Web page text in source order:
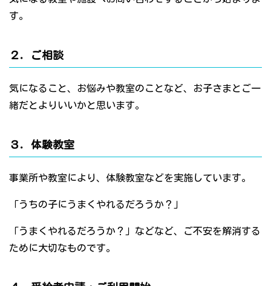
す。
２．ご相談
気になること、お悩みや教室のことなど、お子さまとご一
緒だとよりいいかと思います。
３．体験教室
事業所や教室により、体験教室などを実施しています。
「うちの子にうまくやれるだろうか？」
「うまくやれるだろうか？」などなど、ご不安を解消する
ために大切なものです。